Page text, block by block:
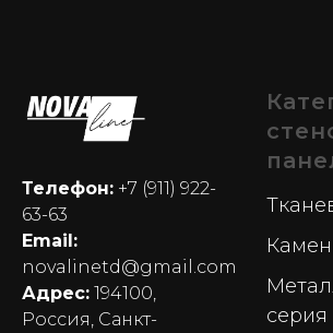
Телефон: +7 (911) 922-
63-63
Email:
novalinetd@gmail.com
Адрес: 194100,
Россия, Санкт-
серия